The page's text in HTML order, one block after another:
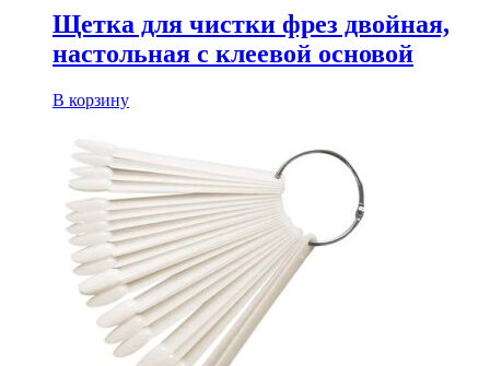
Щетка для чистки фрез двойная,
настольная с клеевой основой
В корзину